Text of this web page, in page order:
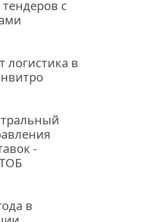
с
логистика в
-
в